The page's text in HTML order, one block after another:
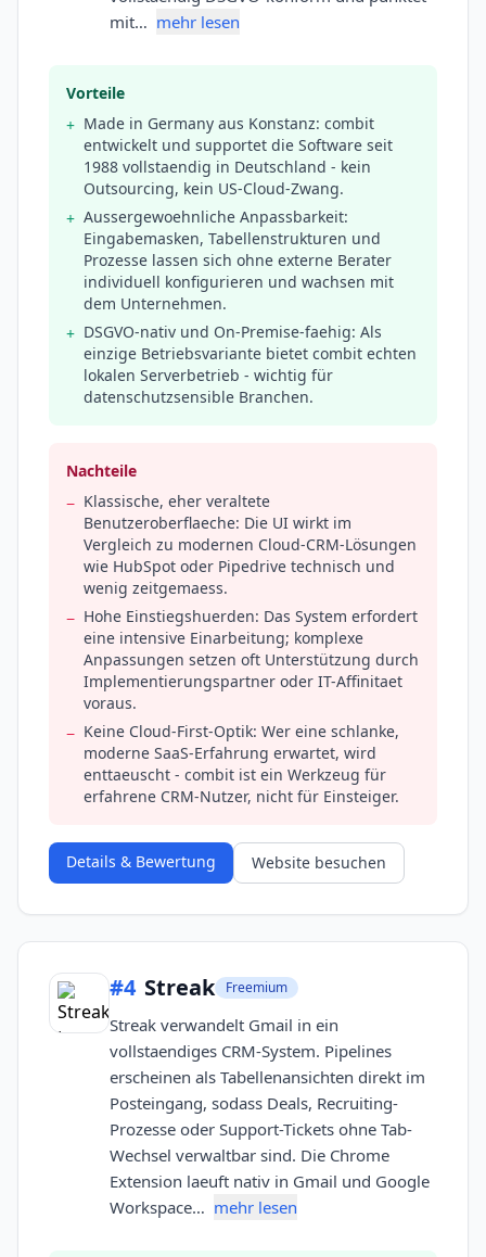
mit… mehr lesen
Vorteile
+ Made in Germany aus Konstanz: combit
entwickelt und supportet die Software seit
1988 vollstaendig in Deutschland - kein
Outsourcing, kein US-Cloud-Zwang.
+ Aussergewoehnliche Anpassbarkeit:
Eingabemasken, Tabellenstrukturen und
Prozesse lassen sich ohne externe Berater
individuell konfigurieren und wachsen mit
dem Unternehmen.
+ DSGVO-nativ und On-Premise-faehig: Als
einzige Betriebsvariante bietet combit echten
lokalen Serverbetrieb - wichtig für
datenschutzsensible Branchen.
Nachteile
− Klassische, eher veraltete
Benutzeroberflaeche: Die UI wirkt im
Vergleich zu modernen Cloud-CRM-Lösungen
wie HubSpot oder Pipedrive technisch und
wenig zeitgemaess.
− Hohe Einstiegshuerden: Das System erfordert
eine intensive Einarbeitung; komplexe
Anpassungen setzen oft Unterstützung durch
Implementierungspartner oder IT-Affinitaet
voraus.
− Keine Cloud-First-Optik: Wer eine schlanke,
moderne SaaS-Erfahrung erwartet, wird
enttaeuscht - combit ist ein Werkzeug für
erfahrene CRM-Nutzer, nicht für Einsteiger.
Details & Bewertung Website besuchen
#4 Streak Freemium
Streak verwandelt Gmail in ein
vollstaendiges CRM-System. Pipelines
erscheinen als Tabellenansichten direkt im
Posteingang, sodass Deals, Recruiting-
Prozesse oder Support-Tickets ohne Tab-
Wechsel verwaltbar sind. Die Chrome
Extension laeuft nativ in Gmail und Google
Workspace… mehr lesen